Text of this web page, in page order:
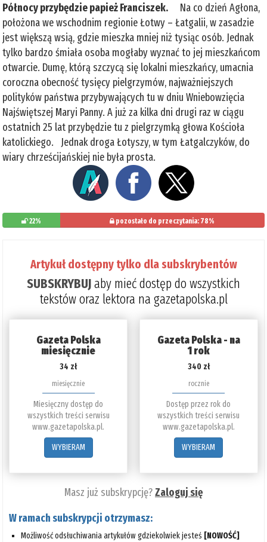
Północy przybędzie papież Franciszek. Na co dzień Agłona,
położona we wschodnim regionie Łotwy – Łatgalii, w zasadzie
jest większą wsią, gdzie mieszka mniej niż tysiąc osób. Jednak
tylko bardzo śmiała osoba mogłaby wyznać to jej mieszkańcom
otwarcie. Dumę, którą szczycą się lokalni mieszkańcy, umacnia
coroczna obecność tysięcy pielgrzymów, najważniejszych
polityków państwa przybywających tu w dniu Wniebowzięcia
Najświętszej Maryi Panny. A już za kilka dni drugi raz w ciągu
ostatnich 25 lat przybędzie tu z pielgrzymką głowa Kościoła
katolickiego. Jednak droga Łotyszy, w tym Łatgalczyków, do
wiary chrześcijańskiej nie była prosta.
22% pozostało do przeczytania: 78%
Artykuł dostępny tylko dla subskrybentów
SUBSKRYBUJaby mieć dostęp do wszystkich
tekstów oraz lektora na gazetapolska.pl
Gazeta Polska
miesięcznie
34 zł
miesięcznie
Miesięczny dostęp do
wszystkich treści serwisu
www.gazetapolska.pl.
WYBIERAM
Gazeta Polska - na
1 rok
340 zł
rocznie
Dostęp przez rok do
wszystkich treści serwisu
www.gazetapolska.pl.
WYBIERAM
Masz już subskrypcję?Zaloguj się
W ramach subskrypcji otrzymasz:
Możliwość odsłuchiwania artykułów gdziekolwiek jesteś [NOWOŚĆ]